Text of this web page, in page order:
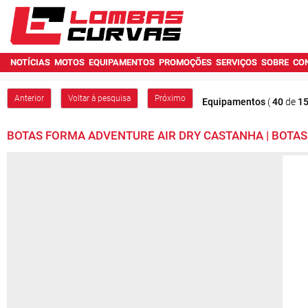
NOTÍCIAS MOTOS EQUIPAMENTOS PROMOÇÕES SERVIÇOS SOBRE
Anterior Voltar à pesquisa Próximo Equipamentos (40de
BOTAS FORMA ADVENTURE AIR DRY CASTANHA | BOTAS